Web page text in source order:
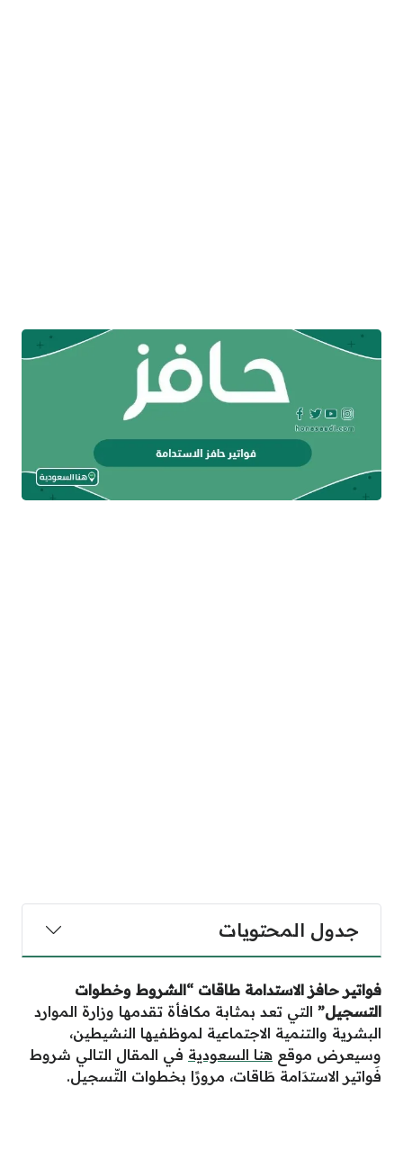
جدول المحتويات
فواتير حافز الاستدامة طاقات “الشروط وخطوات
التسجيل” التي تعد بمثابة مكافأة تقدمها وزارة الموارد
البشرية والتنمية الاجتماعية لموظفيها النشيطين،
وسيعرض موقع هنا السعودية في المقال التالي شروط
فَواتير الاستدَامة طَاقات، مرورًا بخطوات التّسجيل.